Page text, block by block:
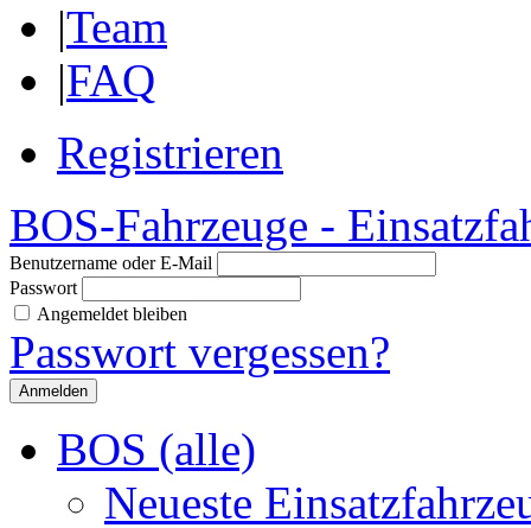
|Team
|FAQ
Registrieren
BOS-Fahrzeuge -
Benutzername oder E-Mail
Passwort
Angemeldet bleiben
Passwort vergessen?
BOS (alle)
Neueste